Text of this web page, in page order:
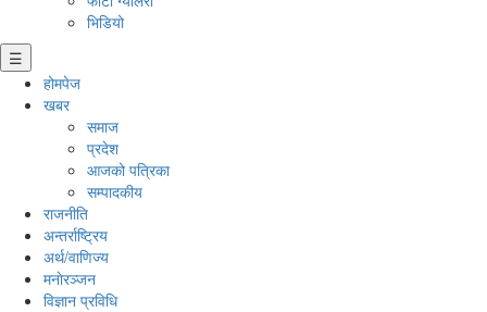
भिडियो
☰
होमपेज
खबर
समाज
प्रदेश
आजको पत्रिका
सम्पादकीय
राजनीति
अन्तर्राष्ट्रिय
अर्थ/वाणिज्य
मनाेरञ्जन
विज्ञान प्रविधि